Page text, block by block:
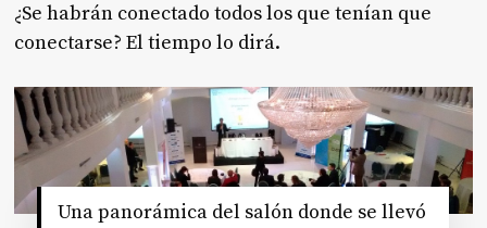
¿Se habrán conectado todos los que tenían que
conectarse? El tiempo lo dirá.
Una panorámica del salón donde se llevó